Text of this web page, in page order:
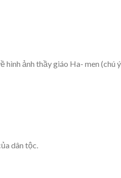
hình ảnh thầy giáo Ha- men (chú ý
dân tộc.